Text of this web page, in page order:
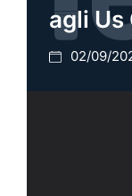
agli Us
02/09/